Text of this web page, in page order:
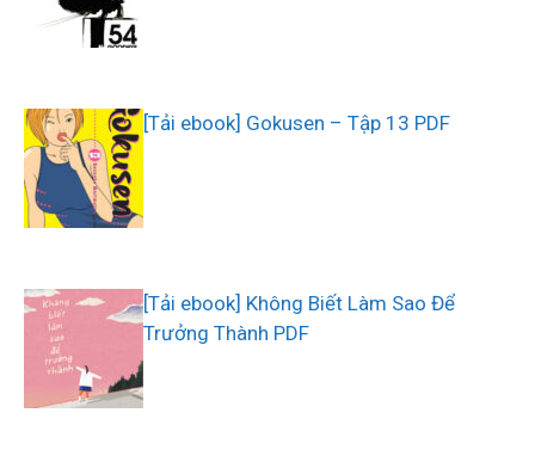
[Tải ebook] Gokusen – Tập 13 PDF
[Tải ebook] Không Biết Làm Sao Để
Trưởng Thành PDF